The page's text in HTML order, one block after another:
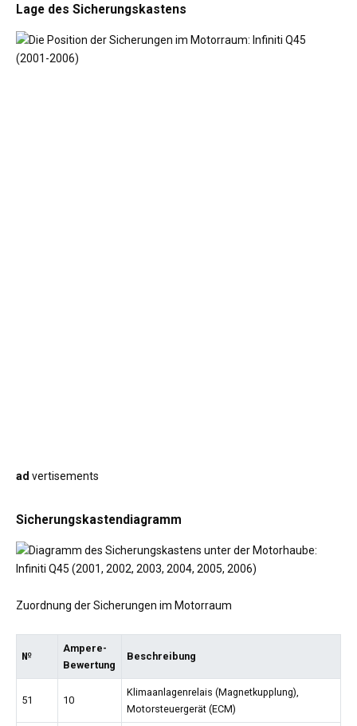
Lage des Sicherungskastens
ad vertisements
Sicherungskastendiagramm
Zuordnung der Sicherungen im Motorraum
№
Ampere-
Bewertung
Beschreibung
51 10
Klimaanlagenrelais (Magnetkupplung),
Motorsteuergerät (ECM)